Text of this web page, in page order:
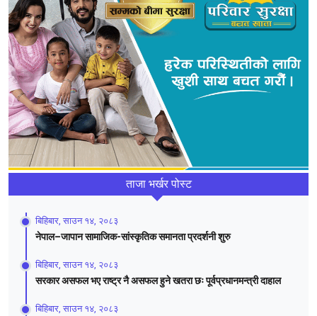
ताजा भर्खर पोस्ट
बिहिबार, साउन १४, २०८३
नेपाल–जापान सामाजिक-सांस्कृतिक समानता प्रदर्शनी शुरु
बिहिबार, साउन १४, २०८३
सरकार असफल भए राष्ट्र नै असफल हुने खतरा छः पूर्वप्रधानमन्त्री दाहाल
बिहिबार, साउन १४, २०८३